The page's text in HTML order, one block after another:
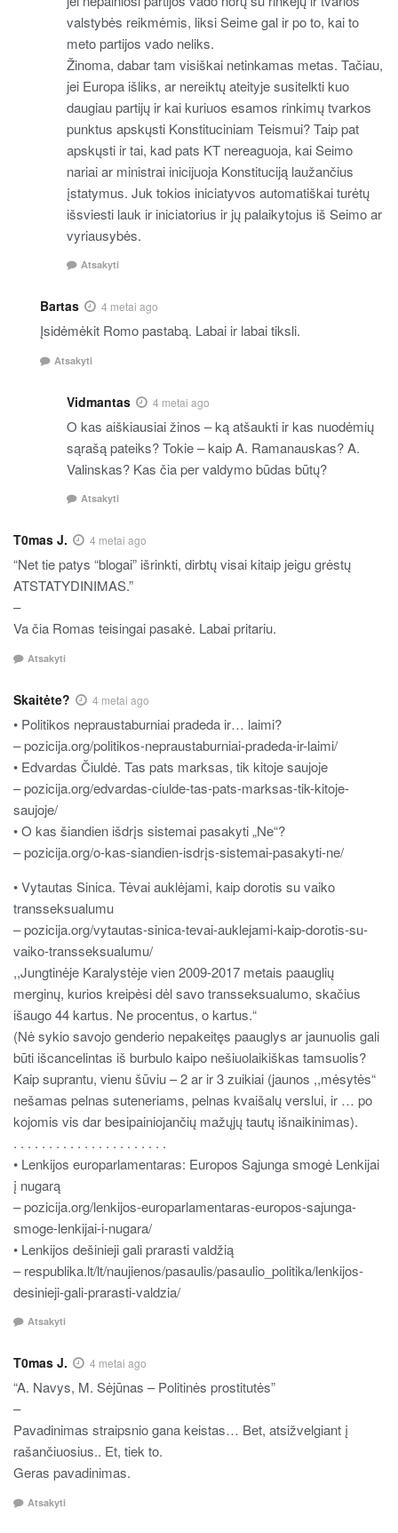
valstybės reikmėmis, liksi Seime gal ir po to, kai to
meto partijos vado neliks.
Žinoma, dabar tam visiškai netinkamas metas. Tačiau,
jei Europa išliks, ar nereiktų ateityje susitelkti kuo
daugiau partijų ir kai kuriuos esamos rinkimų tvarkos
punktus apskųsti Konstituciniam Teismui? Taip pat
apskųsti ir tai, kad pats KT nereaguoja, kai Seimo
nariai ar ministrai inicijuoja Konstituciją laužančius
įstatymus. Juk tokios iniciatyvos automatiškai turėtų
išsviesti lauk ir iniciatorius ir jų palaikytojus iš Seimo ar
vyriausybės.
Atsakyti
Bartas 4 metai ago
Įsidėmėkit Romo pastabą. Labai ir labai tiksli.
Atsakyti
Vidmantas 4 metai ago
O kas aiškiausiai žinos – ką atšaukti ir kas nuodėmių
sąrašą pateiks? Tokie – kaip A. Ramanauskas? A.
Valinskas? Kas čia per valdymo būdas būtų?
Atsakyti
T0mas J. 4 metai ago
“Net tie patys “blogai” išrinkti, dirbtų visai kitaip jeigu grėstų
ATSTATYDINIMAS.”
–
Va čia Romas teisingai pasakė. Labai pritariu.
Atsakyti
Skaitėte? 4 metai ago
• Politikos nepraustaburniai pradeda ir… laimi?
– pozicija.org/politikos-nepraustaburniai-pradeda-ir-laimi/
• Edvardas Čiuldė. Tas pats marksas, tik kitoje saujoje
– pozicija.org/edvardas-ciulde-tas-pats-marksas-tik-kitoje-
saujoje/
• O kas šiandien išdrįs sistemai pasakyti „Ne“?
– pozicija.org/o-kas-siandien-isdrįs-sistemai-pasakyti-ne/
• Vytautas Sinica. Tėvai auklėjami, kaip dorotis su vaiko
transseksualumu
– pozicija.org/vytautas-sinica-tevai-auklejami-kaip-dorotis-su-
vaiko-transseksualumu/
,,Jungtinėje Karalystėje vien 2009-2017 metais paauglių
merginų, kurios kreipėsi dėl savo transseksualumo, skačius
išaugo 44 kartus. Ne procentus, o kartus.“
(Nė sykio savojo genderio nepakeitęs paauglys ar jaunuolis gali
būti išcancelintas iš burbulo kaipo nešiuolaikiškas tamsuolis?
Kaip suprantu, vienu šūviu – 2 ar ir 3 zuikiai (jaunos ,,mėsytės“
nešamas pelnas suteneriams, pelnas kvaišalų verslui, ir … po
kojomis vis dar besipainiojančių mažųjų tautų išnaikinimas).
. . . . . . . . . . . . . . . . . . . . . .
• Lenkijos europarlamentaras: Europos Sąjunga smogė Lenkijai
į nugarą
– pozicija.org/lenkijos-europarlamentaras-europos-sajunga-
smoge-lenkijai-i-nugara/
• Lenkijos dešinieji gali prarasti valdžią
– respublika.lt/lt/naujienos/pasaulis/pasaulio_politika/lenkijos-
desinieji-gali-prarasti-valdzia/
Atsakyti
T0mas J. 4 metai ago
“A. Navys, M. Sėjūnas – Politinės prostitutės”
–
Pavadinimas straipsnio gana keistas… Bet, atsižvelgiant į
rašančiuosius.. Et, tiek to.
Geras pavadinimas.
Atsakyti